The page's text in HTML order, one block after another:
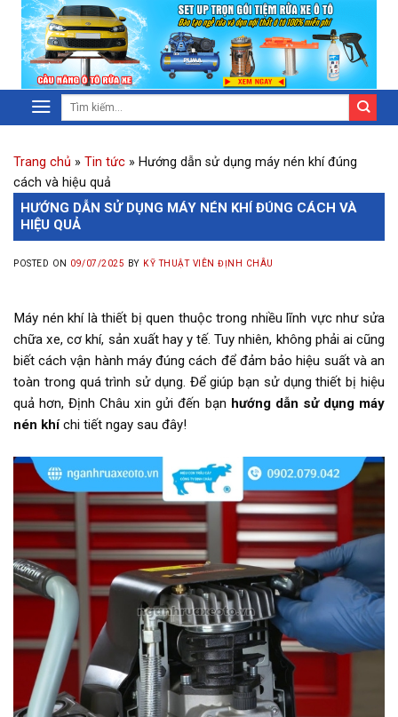
Trang chủ » Tin tức » Hướng dẫn sử dụng máy nén khí đúng
cách và hiệu quả
HƯỚNG DẪN SỬ DỤNG MÁY NÉN KHÍ ĐÚNG CÁCH VÀ
HIỆU QUẢ
POSTED ON 09/07/2025 BY KỸ THUẬT VIÊN ĐỊNH CHÂU
Máy nén khí là thiết bị quen thuộc trong nhiều lĩnh vực như sửa
chữa xe, cơ khí, sản xuất hay y tế. Tuy nhiên, không phải ai cũng
biết cách vận hành máy đúng cách để đảm bảo hiệu suất và an
toàn trong quá trình sử dụng. Để giúp bạn sử dụng thiết bị hiệu
quả hơn, Định Châu xin gửi đến bạn hướng dẫn sử dụng máy
nén khíchi tiết ngay sau đây!